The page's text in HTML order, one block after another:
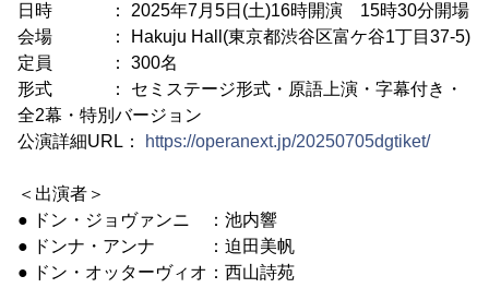
日時 ： 2025年7月5日(土)16時開演 15時30分開場
会場 ： Hakuju Hall(東京都渋谷区富ケ谷1丁目37-5)
定員 ： 300名
形式 ： セミステージ形式・原語上演・字幕付き・
全2幕・特別バージョン
公演詳細URL：
https://operanext.jp/20250705dgtiket/
＜出演者＞
● ドン・ジョヴァンニ ：池内響
● ドンナ・アンナ ：迫田美帆
● ドン・オッターヴィオ：西山詩苑